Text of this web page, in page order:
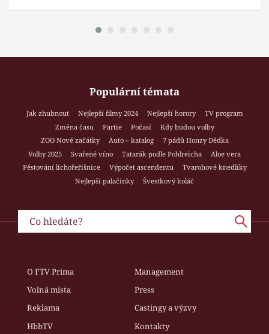
Populární témata
Jak zhubnout Nejlepší filmy 2024 Nejlepší horory
TV program
Změna času
Partie Počasí
Kdy budou volby
ZOO Nové začátky
Auto – katalog
7 pádů Honzy Dědka
Volby 2025
Svařené víno Tatarák podle Pohlreicha
Aloe vera
Pěstování lichořeřišnice
Výpočet ascendentu
Tvarohové knedlíky
Nejlepší palačinky
Švestkový koláč
O FTV Prima
Management
Volná místa
Press
Reklama
Castingy a výzvy
HbbTV
Kontakty